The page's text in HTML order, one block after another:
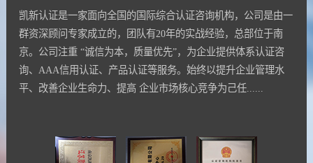
凯新认证是一家面向全国的国际综合认证咨询机构，公司是由一
群资深顾问专家成立的，团队有20年的实战经验，总部位于南
京。公司注重 “诚信为本，质量优先”，为企业提供体系认证咨
询、AAA信用认证、产品认证等服务。始终以提升企业管理水
平、改善企业生命力、提高 企业市场核心竞争为己任......